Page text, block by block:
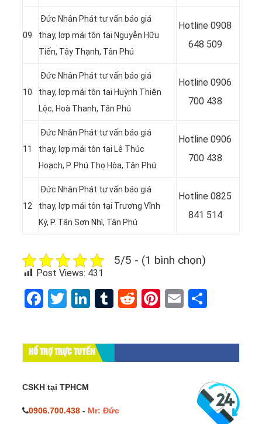
09
Đức Nhân Phát tư vấn báo giá
thay, lợp mái tôn tại Nguyễn Hữu
Tiến, Tây Thạnh, Tân Phú
Hotline 0908
648 509
10
Đức Nhân Phát tư vấn báo giá
thay, lợp mái tôn tại Huỳnh Thiện
Lộc, Hoà Thanh, Tân Phú
Hotline 0906
700 438
11
Đức Nhân Phát tư vấn báo giá
thay, lợp mái tôn tại Lê Thúc
Hoạch, P. Phú Thọ Hòa, Tân Phú
Hotline 0906
700 438
12
Đức Nhân Phát tư vấn báo giá
thay, lợp mái tôn tại Trương Vĩnh
Ký, P. Tân Sơn Nhì, Tân Phú
Hotline 0825
841 514
5/5 - (1 bình chọn)
Post Views: 431
Facebook
Twitter
LinkedIn
Tumblr
RedditPinterest
Email
HỔ TRỢ TRỰC TUYẾN
CSKH tại TPHCM
0906.700.438 - Mr: Đức